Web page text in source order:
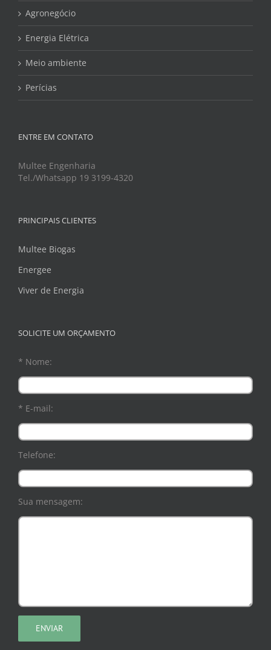
Agronegócio
Energia Elétrica
Meio ambiente
Perícias
ENTRE EM CONTATO
Multee Engenharia
Tel./Whatsapp 19 3199-4320
PRINCIPAIS CLIENTES
Multee Biogas
Energee
Viver de Energia
SOLICITE UM ORÇAMENTO
* Nome:
* E-mail:
Telefone:
Sua mensagem: